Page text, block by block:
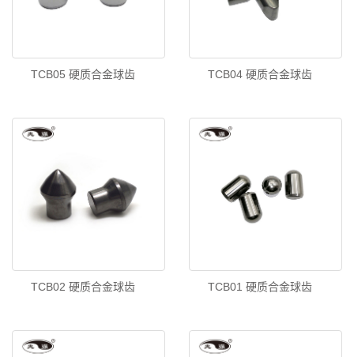
TCB05 硬质合金球齿 TCB04 硬质合金球齿
TCB02 硬质合金球齿 TCB01 硬质合金球齿